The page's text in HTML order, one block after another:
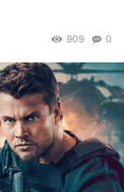
0
909